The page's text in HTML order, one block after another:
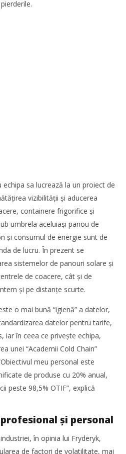
sa lucrează la un proiect de
vizibilităţii și aducerea
containere frigorifice și
umbrela aceluiași panou de
şi consumul de energie sunt de
de lucru. În prezent se
sistemelor de panouri solare şi
de coacere, cât şi de
şi pe distanţe scurte.
o mai bună “igienă” a datelor,
datelor pentru tarife,
iar în ceea ce priveşte echipa,
unei “Academii Cold Chain”
meu personal este
de produse cu 20% anual,
peste 98,5% OTIF”, explică
şi personal
în opinia lui Fryderyk,
de factori de volatilitate, mai